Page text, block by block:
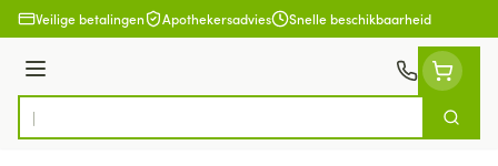
Ga naar de inhoud
Veilige betalingen Apothekersadvies Snelle beschikbaarheid
Menu
Product, merk, categorie...
Zoek